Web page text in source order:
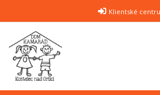
Klientské